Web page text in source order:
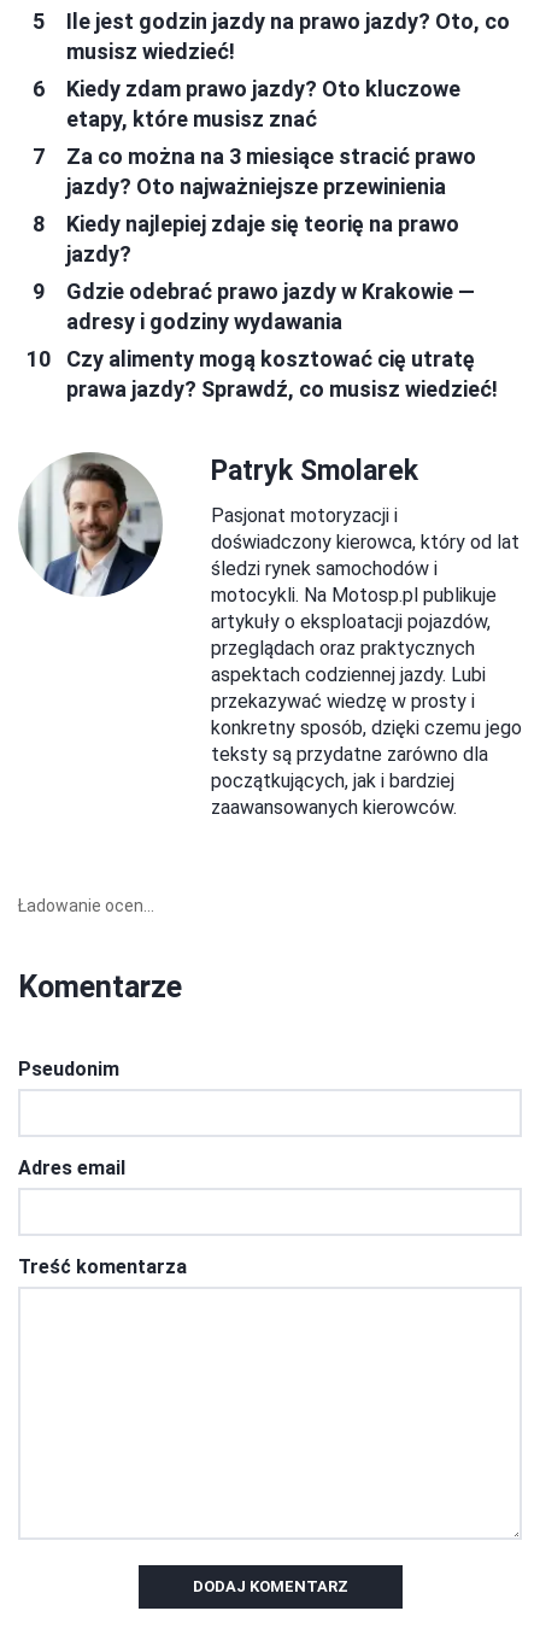
Ile jest godzin jazdy na prawo jazdy? Oto, co
musisz wiedzieć!
Kiedy zdam prawo jazdy? Oto kluczowe
etapy, które musisz znać
Za co można na 3 miesiące stracić prawo
jazdy? Oto najważniejsze przewinienia
Kiedy najlepiej zdaje się teorię na prawo
jazdy?
Gdzie odebrać prawo jazdy w Krakowie —
adresy i godziny wydawania
Czy alimenty mogą kosztować cię utratę
prawa jazdy? Sprawdź, co musisz wiedzieć!
Patryk Smolarek
Pasjonat motoryzacji i
doświadczony kierowca, który od lat
śledzi rynek samochodów i
motocykli. Na Motosp.pl publikuje
artykuły o eksploatacji pojazdów,
przeglądach oraz praktycznych
aspektach codziennej jazdy. Lubi
przekazywać wiedzę w prosty i
konkretny sposób, dzięki czemu jego
teksty są przydatne zarówno dla
początkujących, jak i bardziej
zaawansowanych kierowców.
Ładowanie ocen...
Komentarze
Pseudonim
Adres email
Treść komentarza
DODAJ KOMENTARZ